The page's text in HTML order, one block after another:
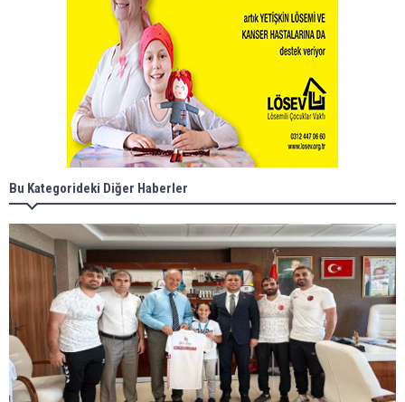
Bu Kategorideki Diğer Haberler